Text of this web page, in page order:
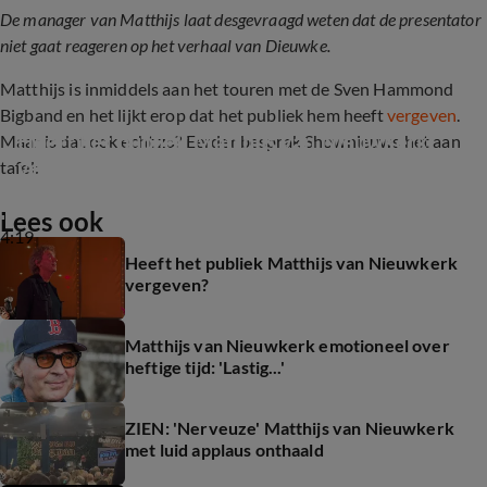
De manager van Matthijs laat desgevraagd weten dat de presentator
niet gaat reageren op het verhaal van Dieuwke.
Matthijs is inmiddels aan het touren met de Sven Hammond
Bigband en het lijkt erop dat het publiek hem heeftvergeven.
Maar is dat ook echt zo? Eerder besprak Shownieuws het aan
tafel:
4:19
Heeft het publiek Matthijs van Nieuwkerk
vergeven?
Lees ook
Heeft het publiek Matthijs van Nieuwkerk
vergeven?
Matthijs van Nieuwkerk emotioneel over
heftige tijd: 'Lastig...'
ZIEN: 'Nerveuze' Matthijs van Nieuwkerk
met luid applaus onthaald